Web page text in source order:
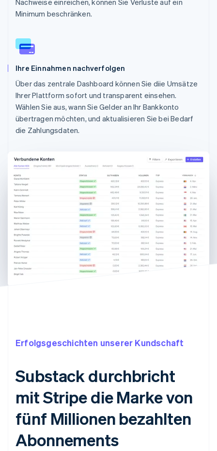
Nachweise einreichen, können Sie Verluste auf ein
Minimum beschränken.
Ihre Einnahmen nachverfolgen
Über das zentrale Dashboard können Sie diie Umsätze
Ihrer Plattform sofort und transparent einsehen.
Wählen Sie aus, wann Sie Gelder an Ihr Bankkonto
übertragen möchten, und aktualisieren Sie bei Bedarf
die Zahlungsdaten.
Erfolgsgeschichten unserer Kundschaft
Substack durchbricht
mit Stripe die Marke von
fünf Millionen bezahlten
Abonnements